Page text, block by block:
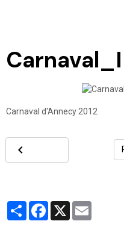
Carnaval d'Annecy 2012
PartagerFacebook
X